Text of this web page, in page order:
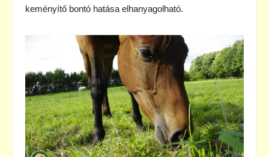
keményítő bontó hatása elhanyagolható.